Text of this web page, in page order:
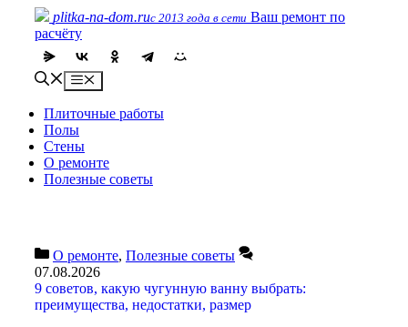
Перейти
содержимому
plitka-na-dom.ruс 2013 года в сети Ваш ремонт по
расчёту
Меню
Плиточные работы
Полы
Стены
О ремонте
Полезные советы
О ремонте, Полезные советы
07.08.2026
9 советов, какую чугунную ванну выбрать:
преимущества, недостатки, размер